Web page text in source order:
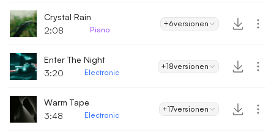
Crystal Rain
2:08
Piano
+6versionen
Enter The Night
3:20
Electronic
+18versionen
Warm Tape
3:48
Electronic
+17versionen